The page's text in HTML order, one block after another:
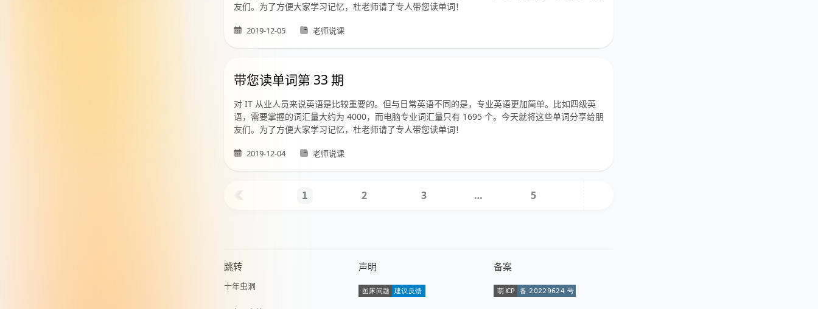
友们。为了方便大家学习记忆，杜老师请了专人带您读单词！
2019-12-05 老师说课
带您读单词第 33 期
对 IT 从业人员来说英语是比较重要的。但与日常英语不同的是，专业英语更加简单。比如四级英
语，需要掌握的词汇量大约为 4000，而电脑专业词汇量只有 1695 个。今天就将这些单词分享给朋
友们。为了方便大家学习记忆，杜老师请了专人带您读单词！
2019-12-04 老师说课
1 2 3 … 5
跳转
十年虫洞
声明 备案